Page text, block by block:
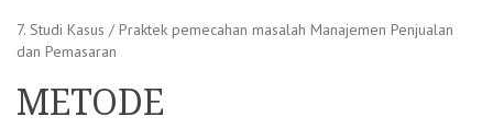
7. Studi Kasus / Praktek pemecahan masalah Manajemen Penjualan
dan Pemasaran
METODE